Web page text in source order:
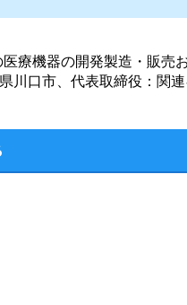
医療機器の開発製造・販売
川口市、代表取締役：関